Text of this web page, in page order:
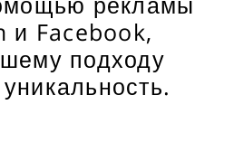
и Facebook,
подходу